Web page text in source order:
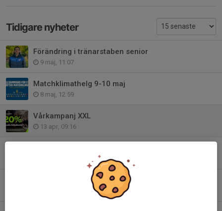
Tidigare nyheter
Förändring i tränarstaben senior
9 maj, 11:07
Matchklimathelg 9-10 maj
8 maj, 12:59
Vårkampanj XXL
13 apr, 09:16
Årsmötet genomfört!